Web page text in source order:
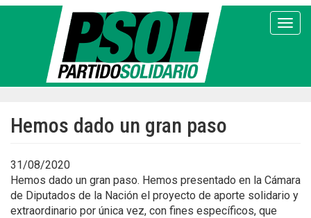
Pasar
Hemos dado un gran paso
31/08/2020
Hemos dado un gran paso. Hemos presentado en la Cámara
de Diputados de la Nación el proyecto de aporte solidario y
extraordinario por única vez, con fines específicos, que